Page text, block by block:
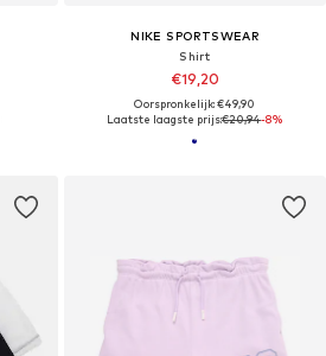
NIKE SPORTSWEAR
Shirt
€19,20
Oorspronkelijk: €49,90
Laatste laagste prijs:€20,94-8%